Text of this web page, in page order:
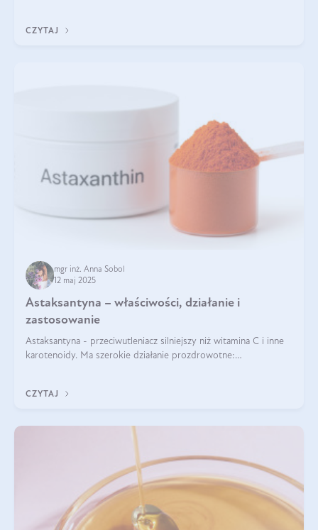
CZYTAJ
mgr inż. Anna Sobol
12 maj 2025
Astaksantyna – właściwości, działanie i
zastosowanie
Astaksantyna - przeciwutleniacz silniejszy niż witamina C i inne
karotenoidy. Ma szerokie działanie prozdrowotne:
CZYTAJ